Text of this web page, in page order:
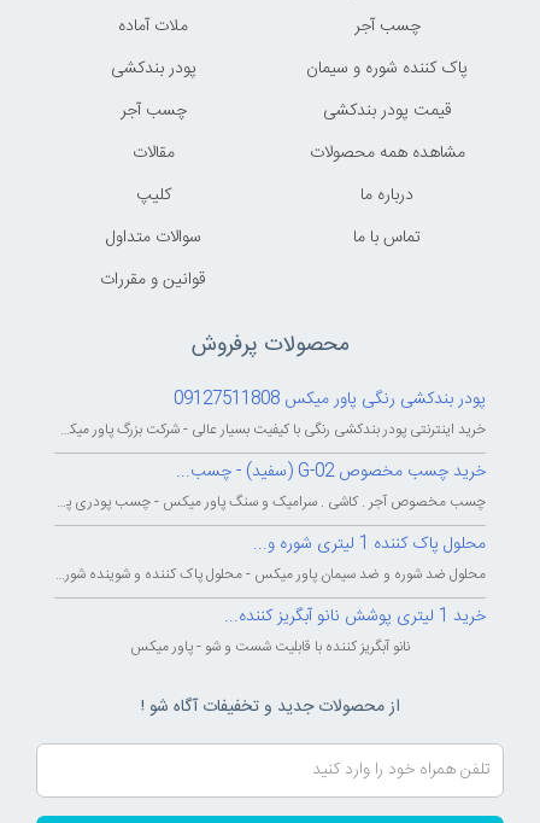
چسب آجر
پاک کننده شوره و سیمان
قیمت پودر بندکشی
مشاهده همه محصولات
درباره ما
تماس با ما
ملات آماده
پودر بندکشی
چسب آجر
مقالات
کليپ
سوالات متداول
قوانين و مقررات
محصولات پرفروش
پودر بندکشی رنگی پاور میکس 09127511808
خرید اینترنتی پودر بندکشی رنگی با کیفیت بسیار عالی - شرکت بزرگ پاور میکس...
خرید چسب مخصوص G-02 (سفید) - چسب...
چسب مخصوص آجر . کاشی . سرامیک و سنگ پاور میکس - چسب پودری پاورمیکس - چسب...
محلول پاک کننده 1 لیتری شوره و...
محلول ضد شوره و ضد سیمان پاور میکس - محلول پاک کننده و شوینده شوره و سیمان...
خرید 1 لیتری پوشش نانو آبگریز کننده...
نانو آبگریز کننده با قابلیت شست و شو - پاور میکس
از محصولات جدید و تخفیفات آگاه شو !